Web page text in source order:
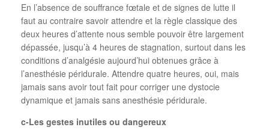
En l’absence de souffrance fœtale et de signes de lutte il
faut au contraire savoir attendre et la règle classique des
deux heures d’attente nous semble pouvoir être largement
dépassée, jusqu’à 4 heures de stagnation, surtout dans les
conditions d’analgésie aujourd’hui obtenues grâce à
l’anesthésie péridurale. Attendre quatre heures, oui, mais
jamais sans avoir tout fait pour corriger une dystocie
dynamique et jamais sans anesthésie péridurale.
c-Les gestes inutiles ou dangereux